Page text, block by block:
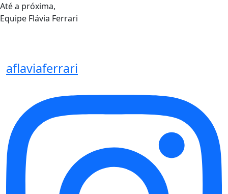
Até a próxima,
Equipe Flávia Ferrari
aflaviaferrari